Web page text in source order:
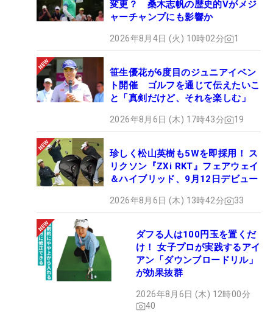
変更？ 桑木志帆の歴史的Vがメジ
ャーチャンプにも影響か
2026年8月4日 (火) 10時02分 1
笹生優花が6度目のジュニアイベン
ト開催 ゴルフを通じて伝えたいこ
と「真剣だけど、それを楽しむ」
2026年8月6日 (木) 17時43分 19
珍しく松山英樹も5Wを即採用！ ス
リクソン『ZXi RKT』フェアウェイ
＆ハイブリッド、9月12日デビュー
2026年8月6日 (木) 13時42分 33
ダフる人は100円玉を置くだ
け！ 女子プロが実践するアイ
アン「ダウンブロードリル」
が効果抜群
2026年8月6日 (木) 12時00分
40